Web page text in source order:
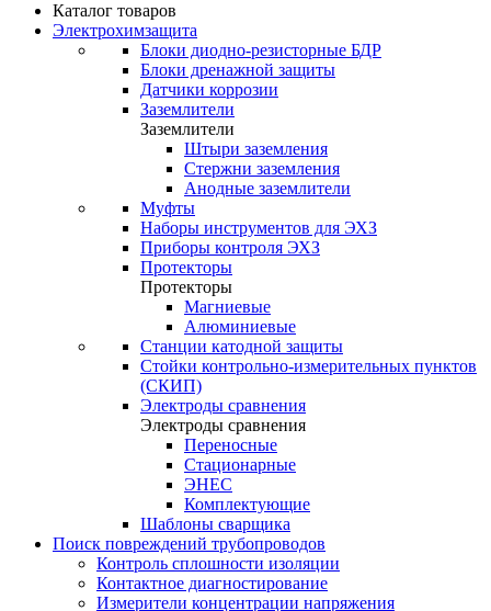
Каталог товаров
Электрохимзащита
Блоки диодно-резисторные БДР
Блоки дренажной защиты
Датчики коррозии
Заземлители
Заземлители
Штыри заземления
Стержни заземления
Анодные заземлители
Муфты
Наборы инструментов для ЭХЗ
Приборы контроля ЭХЗ
Протекторы
Протекторы
Магниевые
Алюминиевые
Станции катодной защиты
Стойки контрольно-измерительных пунктов
(СКИП)
Электроды сравнения
Электроды сравнения
Переносные
Стационарные
ЭНЕС
Комплектующие
Шаблоны сварщика
Поиск повреждений трубопроводов
Контроль сплошности изоляции
Контактное диагностирование
Измерители концентрации напряжения